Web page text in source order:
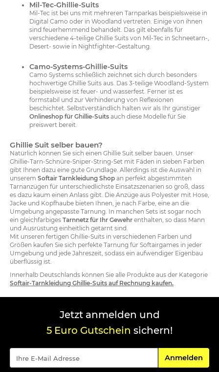
Mil-Tec-Ghillie-Suits
Mil-Tec ist bei uns mit mehreren Tarnparkas beispielsweise in
Digital Camo oder in Woodland vertreten. Einige von ihnen
sind feuerhemmend behandelt. Das gilt ebenfalls für
verschiedene 4-teilige Ghillie Suits von Mil-Tec in Schneetarn-,
Desert- sowie in Nightfighter-Gestaltung.
Camo-Systems-Ghillie-Suits
Camo Systems schließlich zeichnet sich durch besonders
hochwertige Ghillie Suits aus. Das 3-teilige Woodland-System
beispielsweise ist feuer- und wasserfest. Ferner ist es
formstabil und zur Verhinderung von Reflexionen
beschichtet. Selbstverständlich halten wir als Ihr günstiger
Onlineshop für Ghillie-Suits auch diese Modelle für Sie
preiswert bereit.
Ghillie Suit selber bauen?
Natürlich können Sie sich einen Ghillie Suit selber bauen. Unser
Ghillie-Tarn-Schnüre-Sniper-String-Set mit Fäden in sieben Farben
gibt Ihnen dazu eine gute Grundlage. Allerdings ist die Auswahl in
unserem Softair Tarnkleidung Shop an perfekt abgestimmten
Tarnanzügen für unterschiedlichste Einsatzszenarien so groß, dass
es dazu kaum einen Anlass gibt. Die Anzüge aus Polyester mit Hose,
Jacke und Kopfhaube bieten Ihnen, je nach Farbe, eine an die
Umgebung angepasste Tarnung. In manchen Sets ist sogar noch
ein gleichfarbiges Tarnnetz für Ihr Gewehr enthalten, so dass Mann
und Ausrüstung einheitlich getarnt sind.
Mit unseren fertigen Ghillie-Suits in verschiedenen Farben und
Größen kaufen Sie sich perfekte Tarnung für Softairgames in jeder
Umgebung und jede Jahreszeit, sodass ein aufwendiger Eigenbau
überflüssig ist.
Innerhalb Deutschlands können Sie alle Produkte aus der Kategorie
Softair-Tarnkleidung Ghillie-Suits auf Rechnung kaufen.
Jetzt anmelden und
5 Euro Gutschein sichern!
Für den
Anmelden